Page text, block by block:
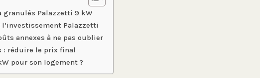
granulés Palazzetti 9 kW
Palazzetti
annexes à ne pas oublier
: réduire le prix final
pour son logement ?